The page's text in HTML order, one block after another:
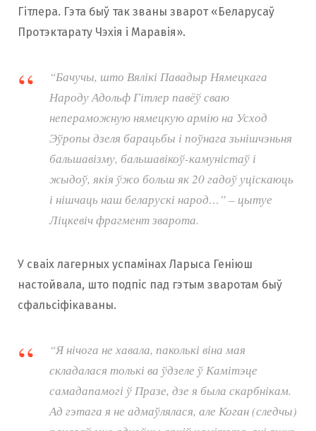
Гітлера. Гэта быў так званы зварот «Беларусаў
Протэктарату Чэхія і Маравія».
“Бачучы, што Вялікі Павадыр Нямецкага
Народу Адольф Гітлер павёў сваю
непераможную нямецкую армію на Усход
Эўропы дзеля барацьбы і поўнага зьнішчэньня
бальшавізму, бальшавікоў-камуністаў і
жыдоў, якія ўжо больш як 20 гадоў уціскаюць
і нішчаць наш беларускі народ…”– цытуе
Ліцкевіч фрагмент зварота.
У сваіх лагерных успамінах Ларыса Геніюш
настойвала, што подпіс пад гэтым зваротам быў
сфальсіфікаваны.
“Я нічога не хавала, паколькі віна мая
складалася толькі ва ўдзеле ў Камітэце
самадапамогі ў Празе, дзе я была скарбнікам.
Ад гэтага я не адмаўлялася, але Коган (следчы)